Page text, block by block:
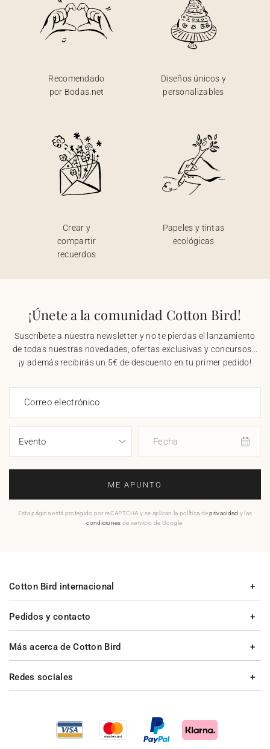
Recomendado
por Bodas.net
Diseños únicos y
personalizables
Crear y
compartir
recuerdos
Papeles y tintas
ecológicas
¡Únete a la comunidad Cotton Bird!
Suscríbete a nuestra newsletter y no te pierdas el lanzamiento
de todas nuestras novedades, ofertas exclusivas y concursos...
¡y además recibirás un 5€ de descuento en tu primer pedido!
Correo electrónico
Fecha
ME APUNTO
Esta página está protegido por reCAPTCHA y se aplican la política deprivacidad y las
condiciones de servicio de Google.
Pedidos y contacto
Más acerca de Cotton Bird
Cotton Bird internacional
Redes sociales